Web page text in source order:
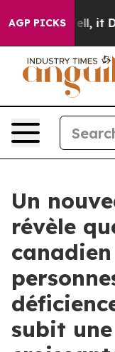
AGP PICKS
Well, it Didn’t
Un
révèle
subit